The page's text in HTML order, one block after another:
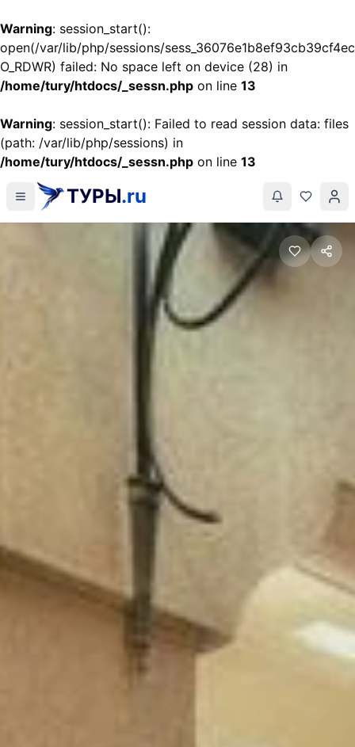
Warning: session_start():
open(/var/lib/php/sessions/
O_RDWR) failed: No space left on device (28) in
/home/tury/htdocs/_sessn.php on line 13
Warning: session_start(): Failed to read session data: files
(path: /var/lib/php/sessions) in
/home/tury/htdocs/_sessn.php on line 13
ТУРЫ.ru